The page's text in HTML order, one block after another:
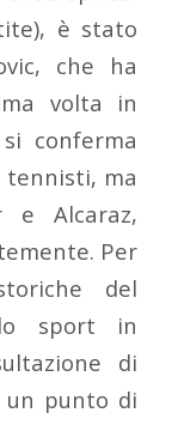
è stato
che ha
volta in
conferma
ma
e Alcaraz,
Per
del
sport in
di
un punto di